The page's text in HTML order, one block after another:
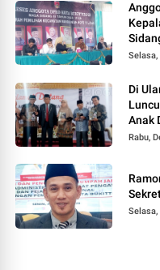
Di
Anak
Rabu,